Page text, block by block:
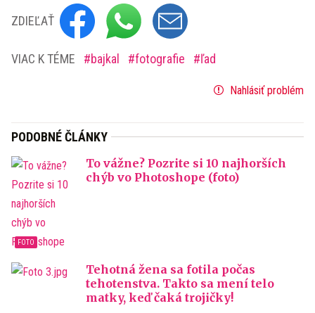
ZDIEĽAŤ
VIAC K TÉME bajkal fotografie ľad
Nahlásiť problém
PODOBNÉ ČLÁNKY
To vážne? Pozrite si 10 najhorších
chýb vo Photoshope (foto)
Tehotná žena sa fotila počas
tehotenstva. Takto sa mení telo
matky, keď čaká trojičky!